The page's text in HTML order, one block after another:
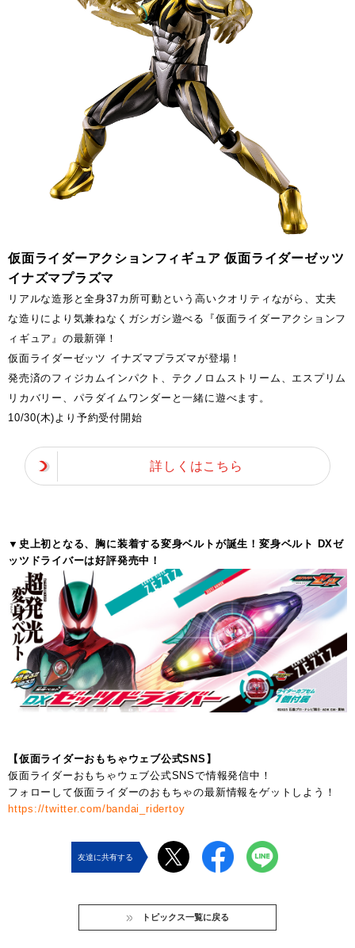
仮面ライダーアクションフィギュア 仮面ライダーゼッツ
イナズマプラズマ
リアルな造形と全身37カ所可動という高いクオリティながら、丈夫
な造りにより気兼ねなくガシガシ遊べる『仮面ライダーアクションフ
ィギュア』の最新弾！
仮面ライダーゼッツ イナズマプラズマが登場！
発売済のフィジカムインパクト、テクノロムストリーム、エスプリム
リカバリー、パラダイムワンダーと一緒に遊べます。
10/30(木)より予約受付開始
詳しくはこちら
▼史上初となる、胸に装着する変身ベルトが誕生！変身ベルト DXゼ
ッツドライバーは好評発売中！
【仮面ライダーおもちゃウェブ公式SNS】
仮面ライダーおもちゃウェブ公式SNSで情報発信中！
フォローして仮面ライダーのおもちゃの最新情報をゲットしよう！
https://twitter.com/bandai_ridertoy
友達に共有する
トピックス一覧に戻る